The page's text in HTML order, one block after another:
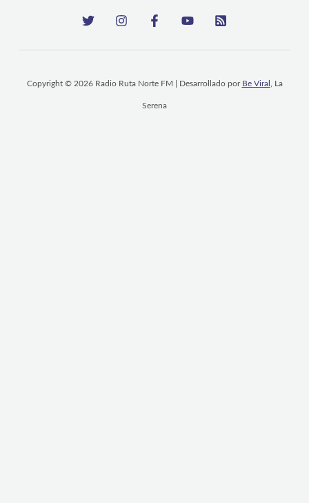
Copyright © 2026 Radio Ruta Norte FM | Desarrollado por Be Viral , La
Serena